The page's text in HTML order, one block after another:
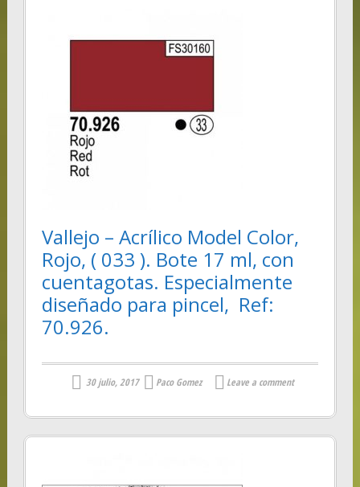
Vallejo – Acrílico Model Color,
Rojo, ( 033 ). Bote 17 ml, con
cuentagotas. Especialmente
diseñado para pincel, Ref:
70.926.
30 julio, 2017 Paco Gomez Leave a comment